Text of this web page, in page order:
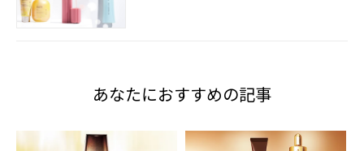
あなたにおすすめの記事